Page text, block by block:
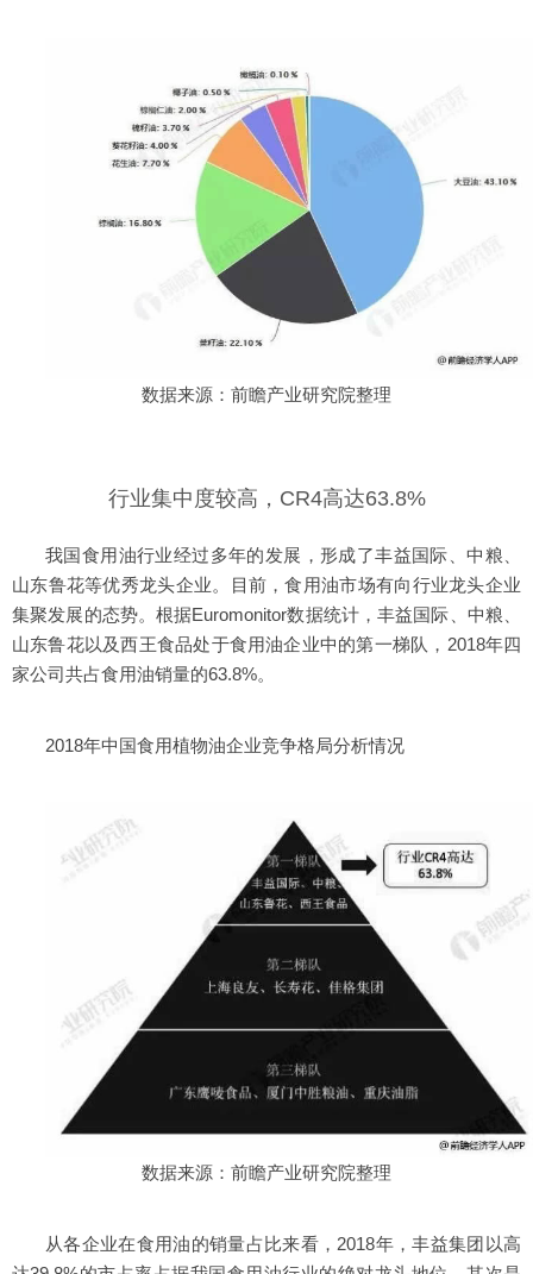
数据来源：前瞻产业研究院整理
行业集中度较高，CR4高达63.8%
我国食用油行业经过多年的发展，形成了丰益国际、中粮、
山东鲁花等优秀龙头企业。目前，食用油市场有向行业龙头企业
集聚发展的态势。根据Euromonitor数据统计，丰益国际、中粮、
山东鲁花以及西王食品处于食用油企业中的第一梯队，2018年四
家公司共占食用油销量的63.8%。
2018年中国食用植物油企业竞争格局分析情况
数据来源：前瞻产业研究院整理
从各企业在食用油的销量占比来看，2018年，丰益集团以高